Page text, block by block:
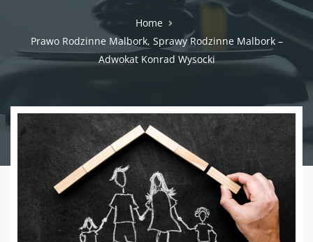
Home
Prawo Rodzinne Malbork, Sprawy Rodzinne Malbork –
Adwokat Konrad Wysocki